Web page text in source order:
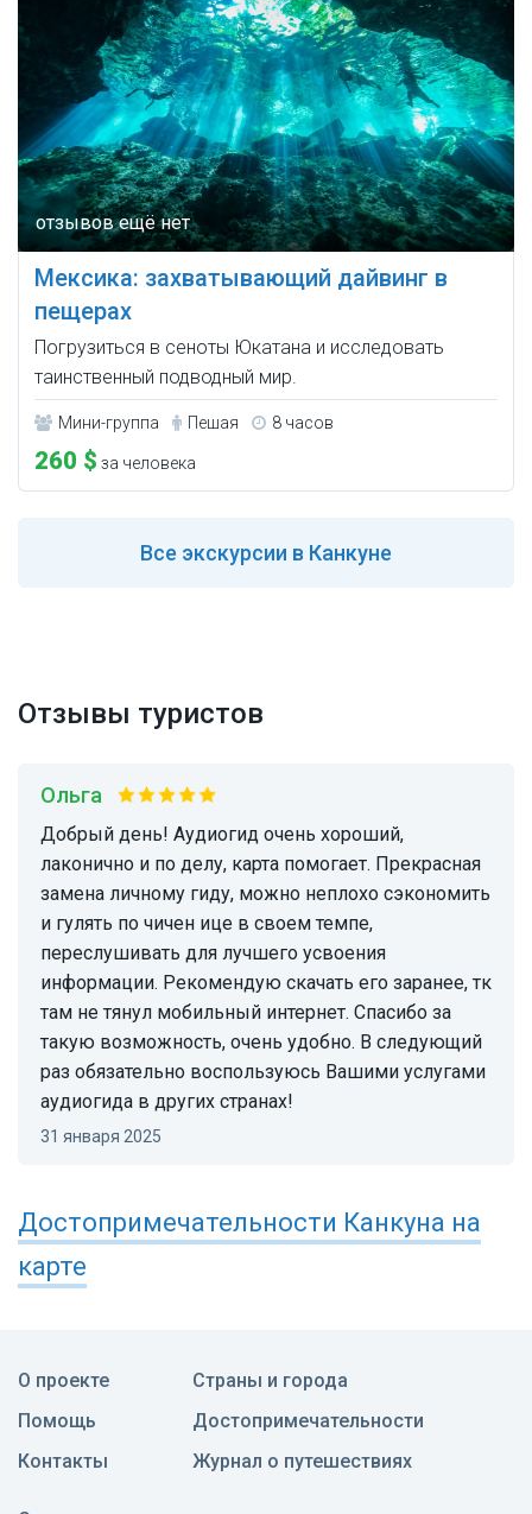
Мексика: захватывающий дайвинг в
пещерах
Погрузиться в сеноты Юкатана и исследовать
таинственный подводный мир.
Мини-группа Пешая 8 часов
260 $ за человека
Все экскурсии в Канкуне
Отзывы туристов
Ольга
Добрый день! Аудиогид очень хороший,
лаконично и по делу, карта помогает. Прекрасная
замена личному гиду, можно неплохо сэкономить
и гулять по чичен ице в своем темпе,
переслушивать для лучшего усвоения
информации. Рекомендую скачать его заранее, тк
там не тянул мобильный интернет. Спасибо за
такую возможность, очень удобно. В следующий
раз обязательно воспользуюсь Вашими услугами
аудиогида в других странах!
31 января 2025
Достопримечательности Канкуна на
карте
О проекте
Помощь
Контакты
Страны и города
Достопримечательности
Журнал о путешествиях